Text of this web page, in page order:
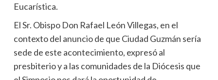
Eucarística.
El Sr. Obispo Don Rafael León Villegas, en el
contexto del anuncio de que Ciudad Guzmán sería
sede de este acontecimiento, expresó al
presbiterio y a las comunidades de la Diócesis que